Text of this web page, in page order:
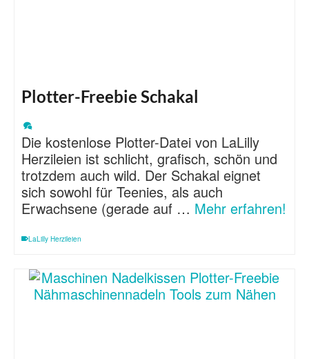
Plotter-Freebie Schakal
Die kostenlose Plotter-Datei von LaLilly
Herzileien ist schlicht, grafisch, schön und
trotzdem auch wild. Der Schakal eignet
sich sowohl für Teenies, als auch
Erwachsene (gerade auf … Mehr erfahren!
LaLilly Herzileien